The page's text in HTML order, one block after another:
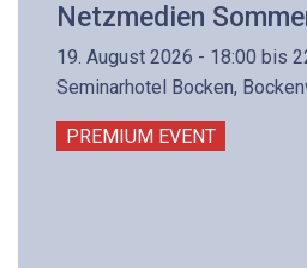
Netzmedien
19. August 2026 - 18:00 bis
Seminarhotel Bocken,
PREMIUM EVENT